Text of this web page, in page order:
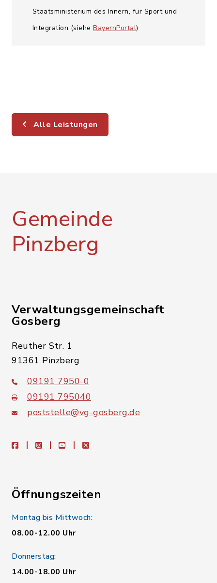
Staatsministerium des Innern, für Sport und
Integration (siehe BayernPortal)
Alle Leistungen
Gemeinde
Pinzberg
Verwaltungsgemeinschaft
Gosberg
Reuther Str. 1
91361 Pinzberg
09191 7950-0
09191 795040
poststelle@vg-gosberg.de
facebookinstagramyoutubeX
Öffnungszeiten
Montag bis Mittwoch:
08.00-12.00 Uhr
Donnerstag:
14.00-18.00 Uhr